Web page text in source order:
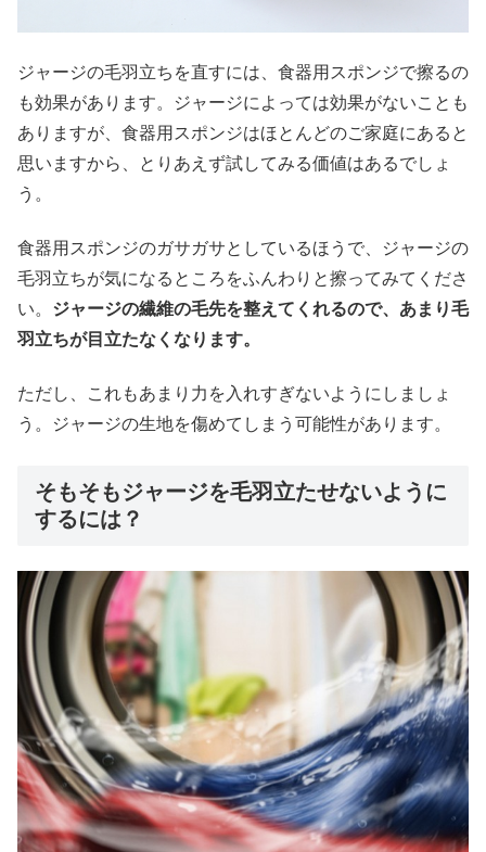
ジャージの毛羽立ちを直すには、食器用スポンジで擦るの
も効果があります。ジャージによっては効果がないことも
ありますが、食器用スポンジはほとんどのご家庭にあると
思いますから、とりあえず試してみる価値はあるでしょ
う。
食器用スポンジのガサガサとしているほうで、ジャージの
毛羽立ちが気になるところをふんわりと擦ってみてくださ
い。 ジャージの繊維の毛先を整えてくれるので、あまり毛
羽立ちが目立たなくなります。
ただし、これもあまり力を入れすぎないようにしましょ
う。ジャージの生地を傷めてしまう可能性があります。
そもそもジャージを毛羽立たせないように
するには？